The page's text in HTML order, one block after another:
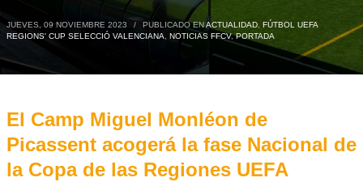
JUEVES, 09 NOVIEMBRE 2023 / PUBLICADO ENACTUALIDAD, FÚTBOL UEFA
REGIONS' CUP SELECCIÓ VALENCIANA
NOTICIAS FFCV,PORTADA
El Camp Miguel Monléon de
Picassent acogerá la fase Nacional de
la Copa de las Regiones UEFA